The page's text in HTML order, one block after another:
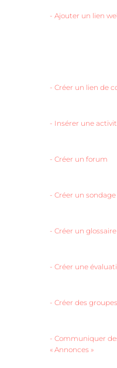
- Ajouter un lien
- Créer un lien de
- Insérer une
- Créer un forum
- Créer un sondage
- Créer un glossaire
- Créer une
- Créer des
- Communiquer
« Annonces »